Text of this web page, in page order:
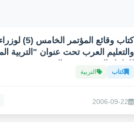
كتاب وقائع المؤتمر
والتعليم العرب تحت عنوان "التربية
كتاب التربية
2006-09-22